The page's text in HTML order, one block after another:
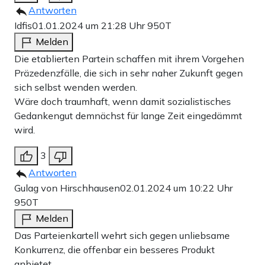
Antworten
Idfis01.01.2024 um 21:28 Uhr950T
Melden
Die etablierten Partein schaffen mit ihrem Vorgehen
Präzedenzfälle, die sich in sehr naher Zukunft gegen
sich selbst wenden werden.
Wäre doch traumhaft, wenn damit sozialistisches
Gedankengut demnächst für lange Zeit eingedämmt
wird.
3
Antworten
Gulag von Hirschhausen02.01.2024 um 10:22 Uhr
950T
Melden
Das Parteienkartell wehrt sich gegen unliebsame
Konkurrenz, die offenbar ein besseres Produkt